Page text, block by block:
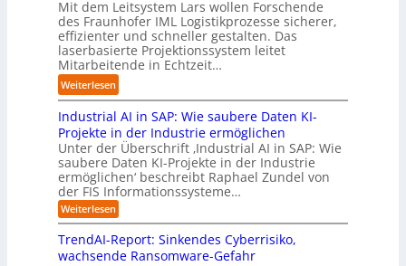
u
m
a
t
i
s
i
e
r
u
n
g
s
l
ö
s
u
n
d
e
r
I
n
d
u
s
t
r
i
e
a
u
t
o
m
n
d
u
s
t
r
a
l
u
s
i
n
s
s
a
t
i
o
n
.
O
r
g
w
ä
c
h
s
t
w
e
d
i
e
z
e
g
t
M
i
s
s
t
r
a
u
e
Mit dem Leitsystem Lars wollen Forschende
des Fraunhofer IML Logistikprozesse sicherer,
effizienter und schneller gestalten. Das
laserbasierte Projektionssystem leitet
Mitarbeitende in Echtzeit…
Weiterlesen:
L
a
r
s
h
i
l
f
t
b
e
Industrial AI in SAP: Wie saubere Daten KI-
Projekte in der Industrie ermöglichen
Unter der Überschrift ‚Industrial AI in SAP: Wie
saubere Daten KI-Projekte in der Industrie
ermöglichen‘ beschreibt Raphael Zundel von
der FIS Informationssysteme…
Weiterlesen:
I
n
d
u
TrendAI-Report: Sinkendes Cyberrisiko,
wachsende Ransomware-Gefahr